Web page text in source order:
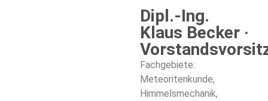
Dipl.-Ing.
Klaus Becker ·
Fachgebiete:
Meteoritenkunde,
Himmelsmechanik,